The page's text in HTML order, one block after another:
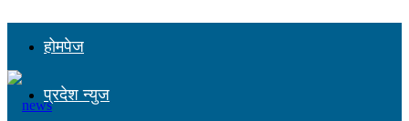
होमपेज
प्रदेश न्युज